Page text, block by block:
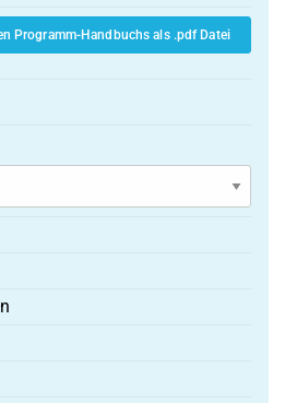
Programm-Handbuchs als .pdf Datei